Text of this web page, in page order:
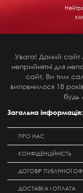
Увага! Даний сайт
неприйнятні для
сайт, Ви тим
виповнилося 18
будь
Загальна інформація:
ПРО НАС
КОНФІДЕНЦІЙНІСТЬ
ДОГОВІР ПУБЛІЧНОЇ
ДОСТАВКА І ОПЛАТА